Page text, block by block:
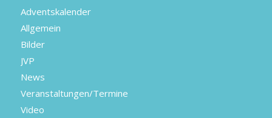
Adventskalender
Allgemein
Bilder
JVP
News
Veranstaltungen/Termine
Video